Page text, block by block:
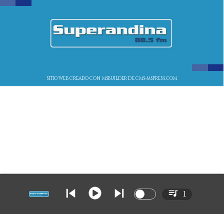
SITIO WEB CREADO CON MSBUILDER DE CMS-MSPRESS.COM
1